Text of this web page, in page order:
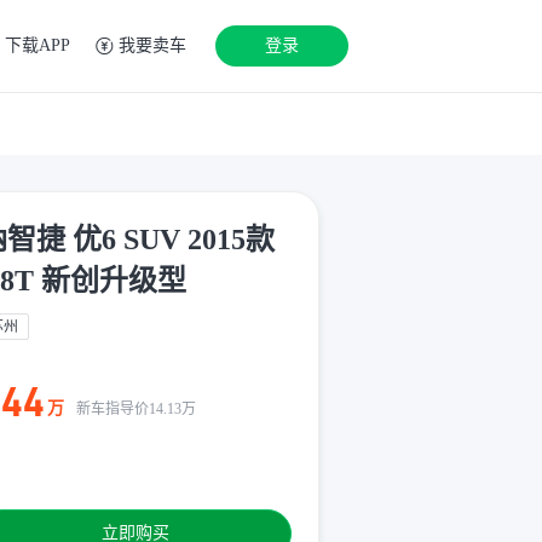
下载APP 我要卖车 登录
智捷 优6 SUV 2015款
新创升级型
万 新车指导价14.13万
立即购买